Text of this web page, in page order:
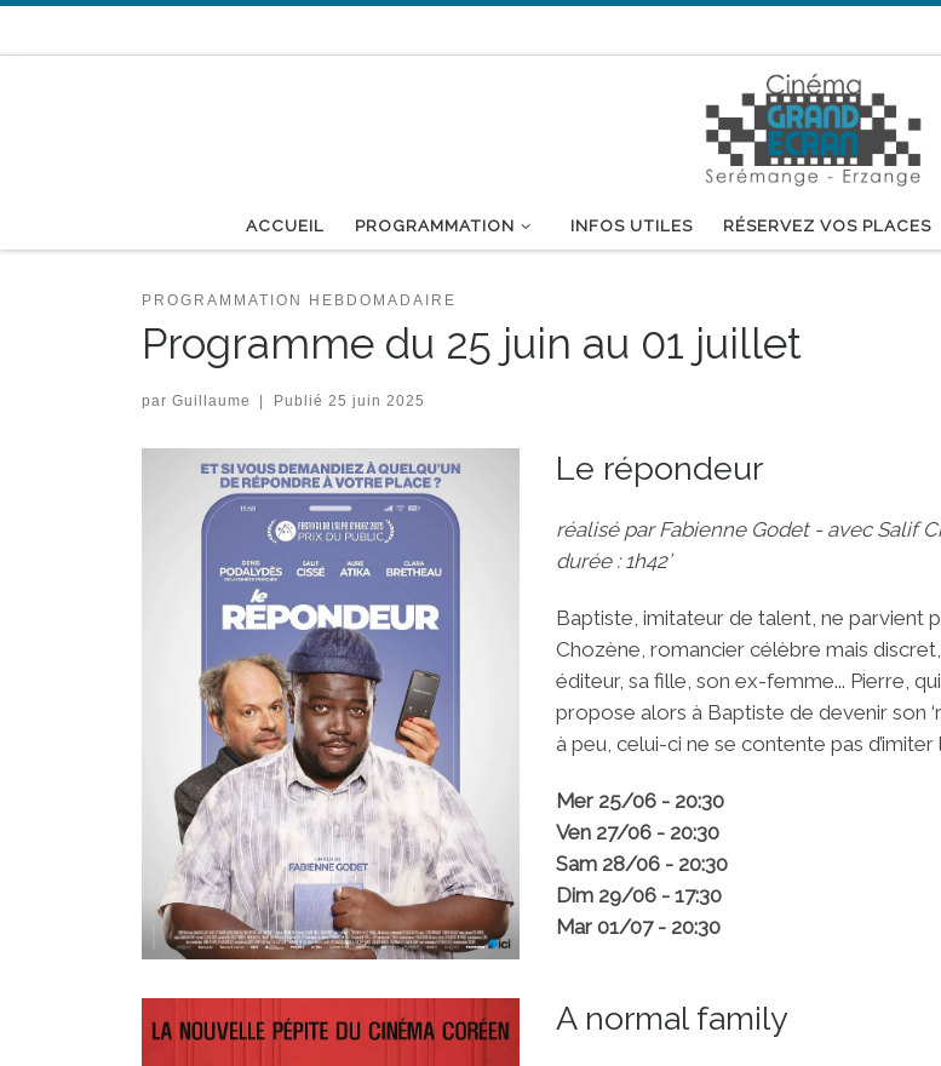
ACCUEIL PROGRAMMATION INFOS UTILES RÉSERVEZ VOS PLACES
PROGRAMMATION HEBDOMADAIRE
Programme du 25 juin au 01 juillet
par Guillaume Publié 25 juin 2025
Le répondeur
réalisé par Fabienne Godet - avec Salif
durée : 1h42’
Baptiste, imitateur de talent, ne parvient
Chozène, romancier célèbre mais
éditeur, sa fille, son ex-femme... Pierre,
propose alors à Baptiste de devenir son
à peu, celui-ci ne se contente pas
Mer 25/06 - 20:30
Ven 27/06 - 20:30
Sam 28/06 - 20:30
Dim 29/06 - 17:30
Mar 01/07 - 20:30
A normal family